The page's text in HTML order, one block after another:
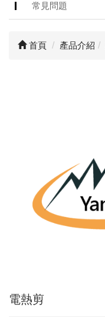
常見問題
首頁 產品介紹
電熱剪